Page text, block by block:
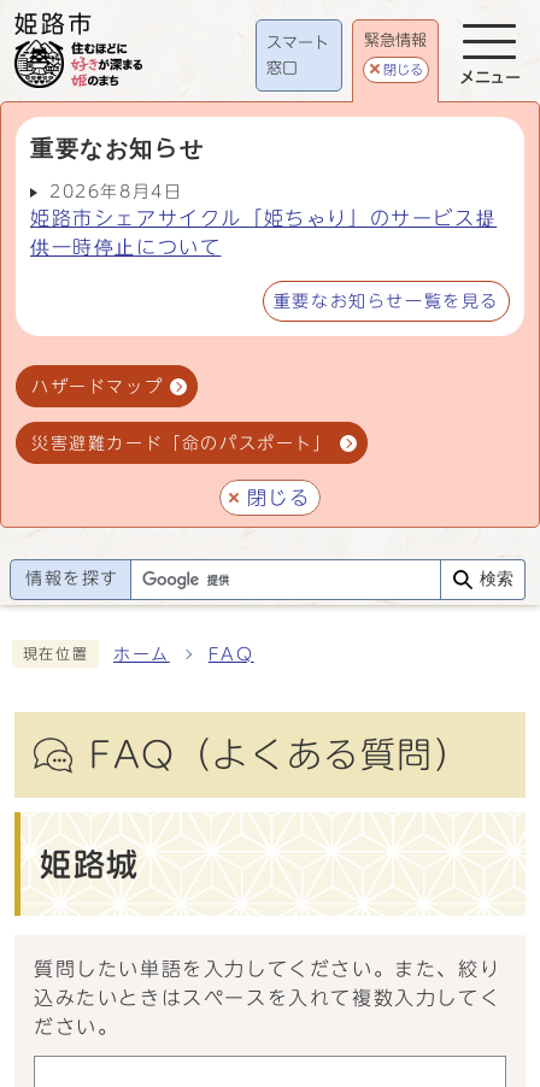
スマート
窓口
緊急情報
閉じる
重要なお知らせ
2026年8月4日
姫路市シェアサイクル「姫ちゃり」のサービス提
供一時停止について
重要なお知らせ一覧を見る
ハザードマップ
災害避難カード「命のパスポート」
閉じる
メニュー
情報を探す 検索
現在位置 ホーム FAQ
FAQ（よくある質問）
姫路城
質問したい単語を入力してください。また、絞り
込みたいときはスペースを入れて複数入力してく
ださい。